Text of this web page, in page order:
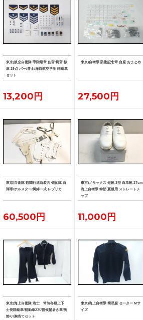
東京)航空自衛隊 甲階級章 佐官/尉官 桜
章 29点 バー/曹士/海自航空学生 階級章
セット
13,200円
東京)自衛隊 防衛記念章 台座 おまとめ
27,500円
東京)自衛隊 観閲行進白装具 儀仗隊 白
弾帯/ホルスター/脚絆一式 レプリカ
60,500円
東京)ノサックス 短靴 3型 白革靴 27cm
海上自衛隊 幹部 夏服用 ストレートチ
ップ
11,000円
東京)海上自衛隊 海士 常装冬服上下
士長階級章/精勤章2本/曹候補者き章/胸
飾り/胸当てセット
東京)海上自衛隊 簡易服 セーター Mサ
イズ